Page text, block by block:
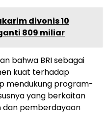
divonis 10
809 miliar
bahwa BRI sebagai
kuat terhadap
mendukung program-
yang berkaitan
dan pemberdayaan